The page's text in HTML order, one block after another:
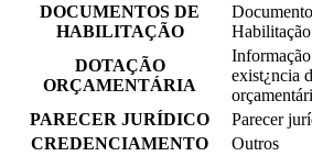
DOCUMENTOS DE
HABILITAÇÃO
Habilitação
DOTAÇÃO
ORÇAMENTÁRIA
exist¿ncia
PARECER JURÍDICO Parecer
CREDENCIAMENTO
Outros